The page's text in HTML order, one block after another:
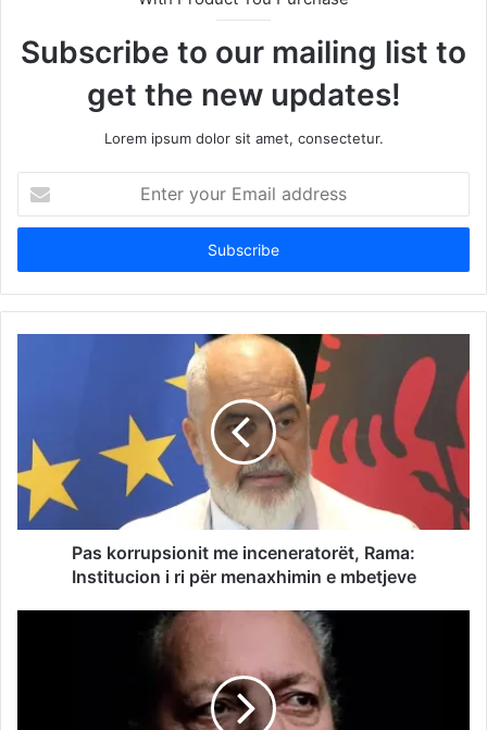
Subscribe to our mailing list to
get the new updates!
Lorem ipsum dolor sit amet, consectetur.
your
Email
Pas korrupsionit me inceneratorët, Rama:
Institucion i ri për menaxhimin e mbetjeve